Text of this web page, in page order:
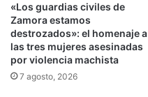
«Los guardias civiles de
Zamora estamos
destrozados»: el homenaje a
las tres mujeres asesinadas
por violencia machista
7 agosto, 2026